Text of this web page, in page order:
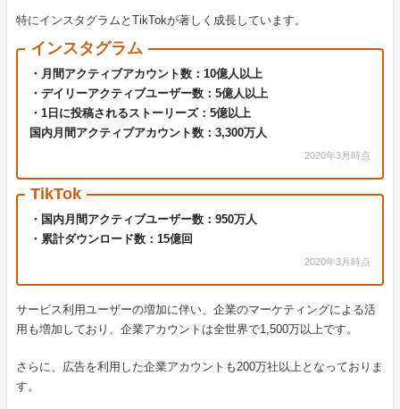
特にインスタグラムとTikTokが著しく成長しています。
インスタグラム
・月間アクティブアカウント数：10億人以上
・デイリーアクティブユーザー数：5億人以上
・1日に投稿されるストーリーズ：5億以上
国内月間アクティブアカウント数：3,300万人
2020年3月時点
TikTok
・国内月間アクティブユーザー数：950万人
・累計ダウンロード数：15億回
2020年3月時点
サービス利用ユーザーの増加に伴い、企業のマーケティングによる活
用も増加しており、企業アカウントは全世界で1,500万以上です。
さらに、広告を利用した企業アカウントも200万社以上となっておりま
す。